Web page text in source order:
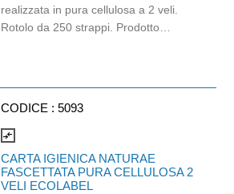
realizzata in pura cellulosa a 2 veli.
Rotolo da 250 strappi. Prodotto
CODICE : 5093
compare_arrows
CARTA IGIENICA NATURAE
FASCETTATA PURA CELLULOSA 2
VELI ECOLABEL